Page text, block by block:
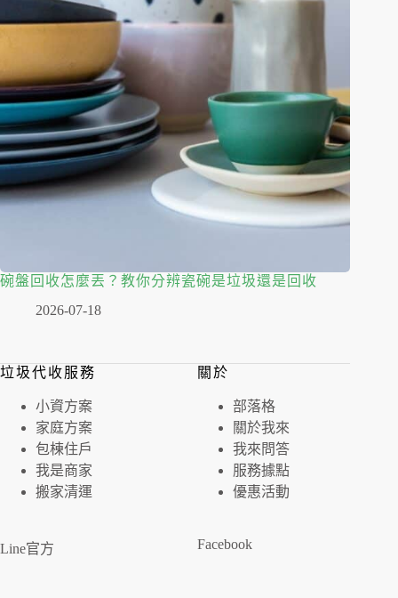
碗盤回收怎麼丟？教你分辨瓷碗是垃圾還是回收
2026-07-18
垃圾代收服務
⼩資⽅案
家庭⽅案
包棟住戶
我是商家
搬家清運
Line官方
關於
部落格
關於我來
我來問答
服務據點
優惠活動
Facebook